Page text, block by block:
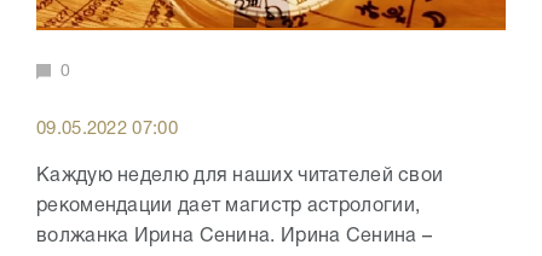
0
09.05.2022 07:00
Каждую неделю для наших читателей свои
рекомендации дает магистр астрологии,
волжанка Ирина Сенина. Ирина Сенина –